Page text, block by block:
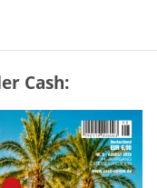
Förderung im
Cash: